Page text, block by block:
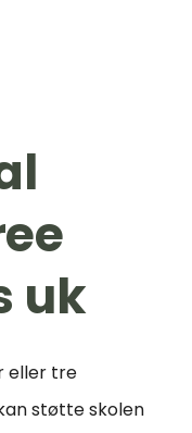
uk
eller tre
støtte skolen